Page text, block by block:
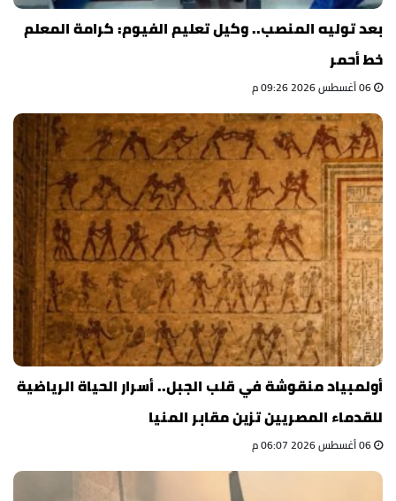
بعد توليه المنصب.. وكيل تعليم الفيوم: كرامة المعلم
خط أحمر
أولمبياد منقوشة في قلب الجبل.. أسرار الحياة الرياضية
للقدماء المصريين تزين مقابر المنيا